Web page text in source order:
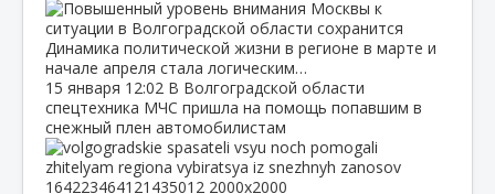
Динамика политической жизни в регионе в марте и
начале апреля стала логическим…
15 января 12:02 В Волгоградской области
спецтехника МЧС пришла на помощь попавшим в
снежный плен автомобилистам